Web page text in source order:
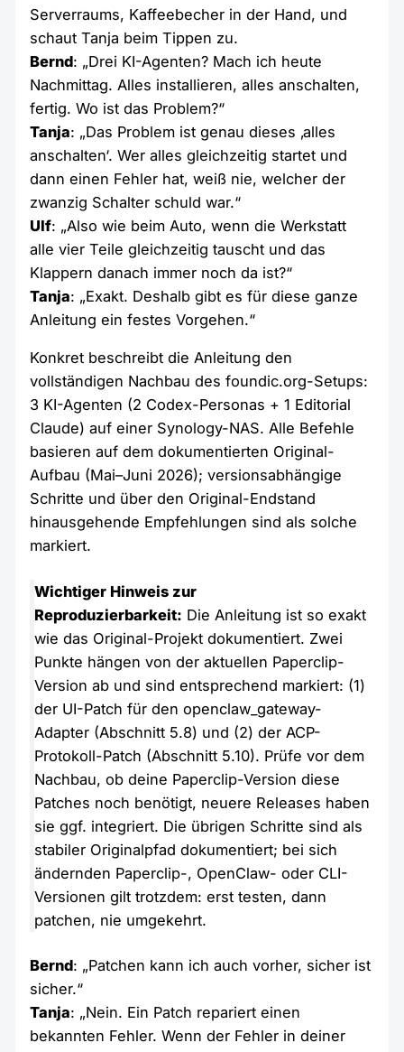
Serverraums, Kaffeebecher in der Hand, und
schaut Tanja beim Tippen zu.
Bernd: „Drei KI-Agenten? Mach ich heute
Nachmittag. Alles installieren, alles anschalten,
fertig. Wo ist das Problem?“
Tanja: „Das Problem ist genau dieses ‚alles
anschalten‘. Wer alles gleichzeitig startet und
dann einen Fehler hat, weiß nie, welcher der
zwanzig Schalter schuld war.“
Ulf: „Also wie beim Auto, wenn die Werkstatt
alle vier Teile gleichzeitig tauscht und das
Klappern danach immer noch da ist?“
Tanja: „Exakt. Deshalb gibt es für diese ganze
Anleitung ein festes Vorgehen.“
Konkret beschreibt die Anleitung den
vollständigen Nachbau des foundic.org-Setups:
3 KI-Agenten (2 Codex-Personas + 1 Editorial
Claude) auf einer Synology-NAS. Alle Befehle
basieren auf dem dokumentierten Original-
Aufbau (Mai–Juni 2026); versionsabhängige
Schritte und über den Original-Endstand
hinausgehende Empfehlungen sind als solche
markiert.
Wichtiger Hinweis zur
Reproduzierbarkeit: Die Anleitung ist so exakt
wie das Original-Projekt dokumentiert. Zwei
Punkte hängen von der aktuellen Paperclip-
Version ab und sind entsprechend markiert: (1)
der UI-Patch für den openclaw_gateway-
Adapter (Abschnitt 5.8) und (2) der ACP-
Protokoll-Patch (Abschnitt 5.10). Prüfe vor dem
Nachbau, ob deine Paperclip-Version diese
Patches noch benötigt, neuere Releases haben
sie ggf. integriert. Die übrigen Schritte sind als
stabiler Originalpfad dokumentiert; bei sich
ändernden Paperclip-, OpenClaw- oder CLI-
Versionen gilt trotzdem: erst testen, dann
patchen, nie umgekehrt.
Bernd: „Patchen kann ich auch vorher, sicher ist
sicher.“
Tanja: „Nein. Ein Patch repariert einen
bekannten Fehler. Wenn der Fehler in deiner